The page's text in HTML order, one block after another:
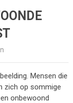
Mensen die
zich op sommige
onbewoond